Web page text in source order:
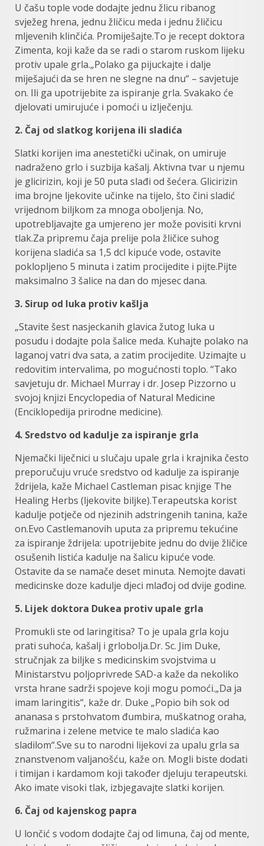
U čašu tople vode dodajte jednu žlicu ribanog
svježeg hrena, jednu žličicu meda i jednu žličicu
mljevenih klinčića. Promiješajte.To je recept doktora
Zimenta, koji kaže da se radi o starom ruskom lijeku
protiv upale grla.„Polako ga pijuckajte i dalje
miješajući da se hren ne slegne na dnu“ – savjetuje
on. Ili ga upotrijebite za ispiranje grla. Svakako će
djelovati umirujuće i pomoći u izlječenju.
2. Čaj od slatkog korijena ili sladića
Slatki korijen ima anestetički učinak, on umiruje
nadraženo grlo i suzbija kašalj. Aktivna tvar u njemu
je glicirizin, koji je 50 puta slađi od šećera. Glicirizin
ima brojne ljekovite učinke na tijelo, što čini sladić
vrijednom biljkom za mnoga oboljenja. No,
upotrebljavajte ga umjereno jer može povisiti krvni
tlak.Za pripremu čaja prelije pola žličice suhog
korijena sladića sa 1,5 dcl kipuće vode, ostavite
poklopljeno 5 minuta i zatim procijedite i pijte.Pijte
maksimalno 3 šalice na dan do mjesec dana.
3. Sirup od luka protiv kašlja
„Stavite šest nasjeckanih glavica žutog luka u
posudu i dodajte pola šalice meda. Kuhajte polako na
laganoj vatri dva sata, a zatim procijedite. Uzimajte u
redovitim intervalima, po mogućnosti toplo. “Tako
savjetuju dr. Michael Murray i dr. Josep Pizzorno u
svojoj knjizi Encyclopedia of Natural Medicine
(Enciklopedija prirodne medicine).
4. Sredstvo od kadulje za ispiranje grla
Njemački liječnici u slučaju upale grla i krajnika često
preporučuju vruće sredstvo od kadulje za ispiranje
ždrijela, kaže Michael Castleman pisac knjige The
Healing Herbs (ljekovite biljke).Terapeutska korist
kadulje potječe od njezinih adstringenih tanina, kaže
on.Evo Castlemanovih uputa za pripremu tekućine
za ispiranje ždrijela: upotrijebite jednu do dvije žličice
osušenih listića kadulje na šalicu kipuće vode.
Ostavite da se namače deset minuta. Nemojte davati
medicinske doze kadulje djeci mlađoj od dvije godine.
5. Lijek doktora Dukea protiv upale grla
Promukli ste od laringitisa? To je upala grla koju
prati suhoća, kašalj i grlobolja.Dr. Sc. Jim Duke,
stručnjak za biljke s medicinskim svojstvima u
Ministarstvu poljoprivrede SAD-a kaže da nekoliko
vrsta hrane sadrži spojeve koji mogu pomoći.„Da ja
imam laringitis“, kaže dr. Duke „Popio bih sok od
ananasa s prstohvatom đumbira, muškatnog oraha,
ružmarina i zelene metvice te malo sladića kao
sladilom“.Sve su to narodni lijekovi za upalu grla sa
znanstvenom valjanošću, kaže on. Mogli biste dodati
i timijan i kardamom koji također djeluju terapeutski.
Ako imate visoki tlak, izbjegavajte slatki korijen.
6. Čaj od kajenskog papra
U lončić s vodom dodajte čaj od limuna, čaj od mente,